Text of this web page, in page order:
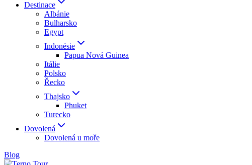
Destinace
Albánie
Bulharsko
Egypt
Indonésie
Papua Nová Guinea
Itálie
Polsko
Řecko
Thajsko
Phuket
Turecko
Dovolená
Dovolená u moře
Blog